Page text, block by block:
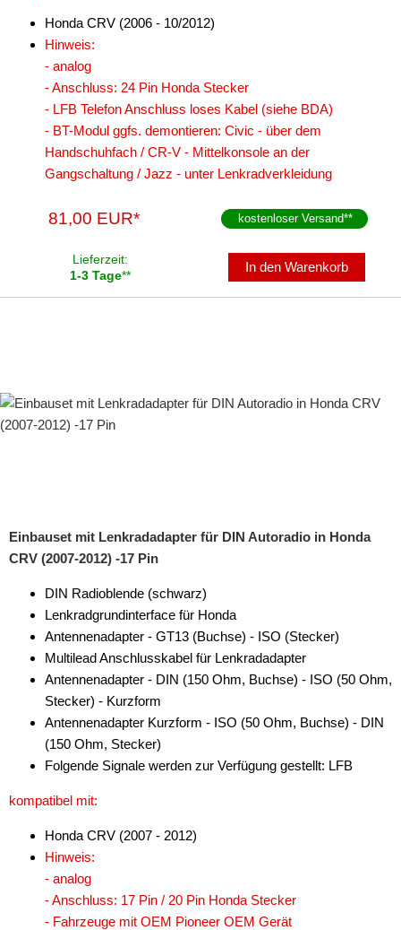
Wechsler-Zubehör
Werkstatt
Honda CRV (2006 - 10/2012)
Hinweis:
- analog
- Anschluss: 24 Pin Honda Stecker
- LFB Telefon Anschluss loses Kabel (siehe BDA)
- BT-Modul ggfs. demontieren: Civic - über dem
Handschuhfach / CR-V - Mittelkonsole an der
Gangschaltung / Jazz - unter Lenkradverkleidung
81,00 EUR* kostenloser Versand**
Lieferzeit:
1-3 Tage**
In den Warenkorb
Einbauset mit Lenkradadapter für DIN Autoradio in Honda
CRV (2007-2012) -17 Pin
DIN Radioblende (schwarz)
Lenkradgrundinterface für Honda
Antennenadapter - GT13 (Buchse) - ISO (Stecker)
Multilead Anschlusskabel für Lenkradadapter
Antennenadapter - DIN (150 Ohm, Buchse) - ISO (50 Ohm,
Stecker) - Kurzform
Antennenadapter Kurzform - ISO (50 Ohm, Buchse) - DIN
(150 Ohm, Stecker)
Folgende Signale werden zur Verfügung gestellt: LFB
kompatibel mit:
Honda CRV (2007 - 2012)
Hinweis:
- analog
- Anschluss: 17 Pin / 20 Pin Honda Stecker
- Fahrzeuge mit OEM Pioneer OEM Gerät